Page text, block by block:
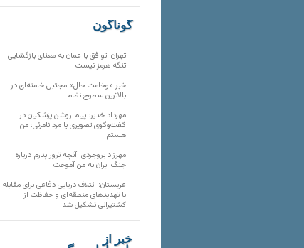
گوناگون
تهران: توافق با عمان به معنای بازگشایی
تنگه هرمز نیست
خبر «وخامت حال» مجتبی خامنه‌ای در
بالاترین سطوح نظام
مهرداد خدیر: پیام روشن پزشکیان در
گفت‌و‌گوی تصویری با مرد نامرئی: من
هستم!
مهرزاد بروجردی: آنچه ترور پدرم درباره
جنگ ایران به من آموخت
عربستان: ائتلاف دریایی دفاعی برای مقابله
با تهدیدهای منطقه‌ای و حفاظت از
کشتیرانی تشکیل شد
خبر از